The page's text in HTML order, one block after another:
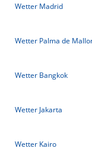
Wetter Madrid
Wetter Palma de
Wetter Bangkok
Wetter Jakarta
Wetter Kairo